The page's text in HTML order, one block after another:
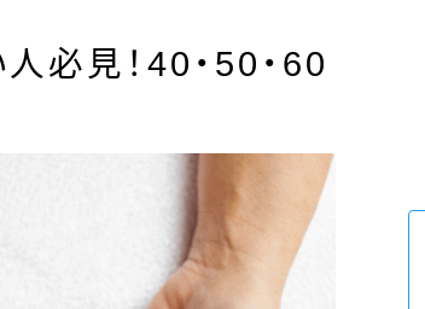
必見！40・50・60